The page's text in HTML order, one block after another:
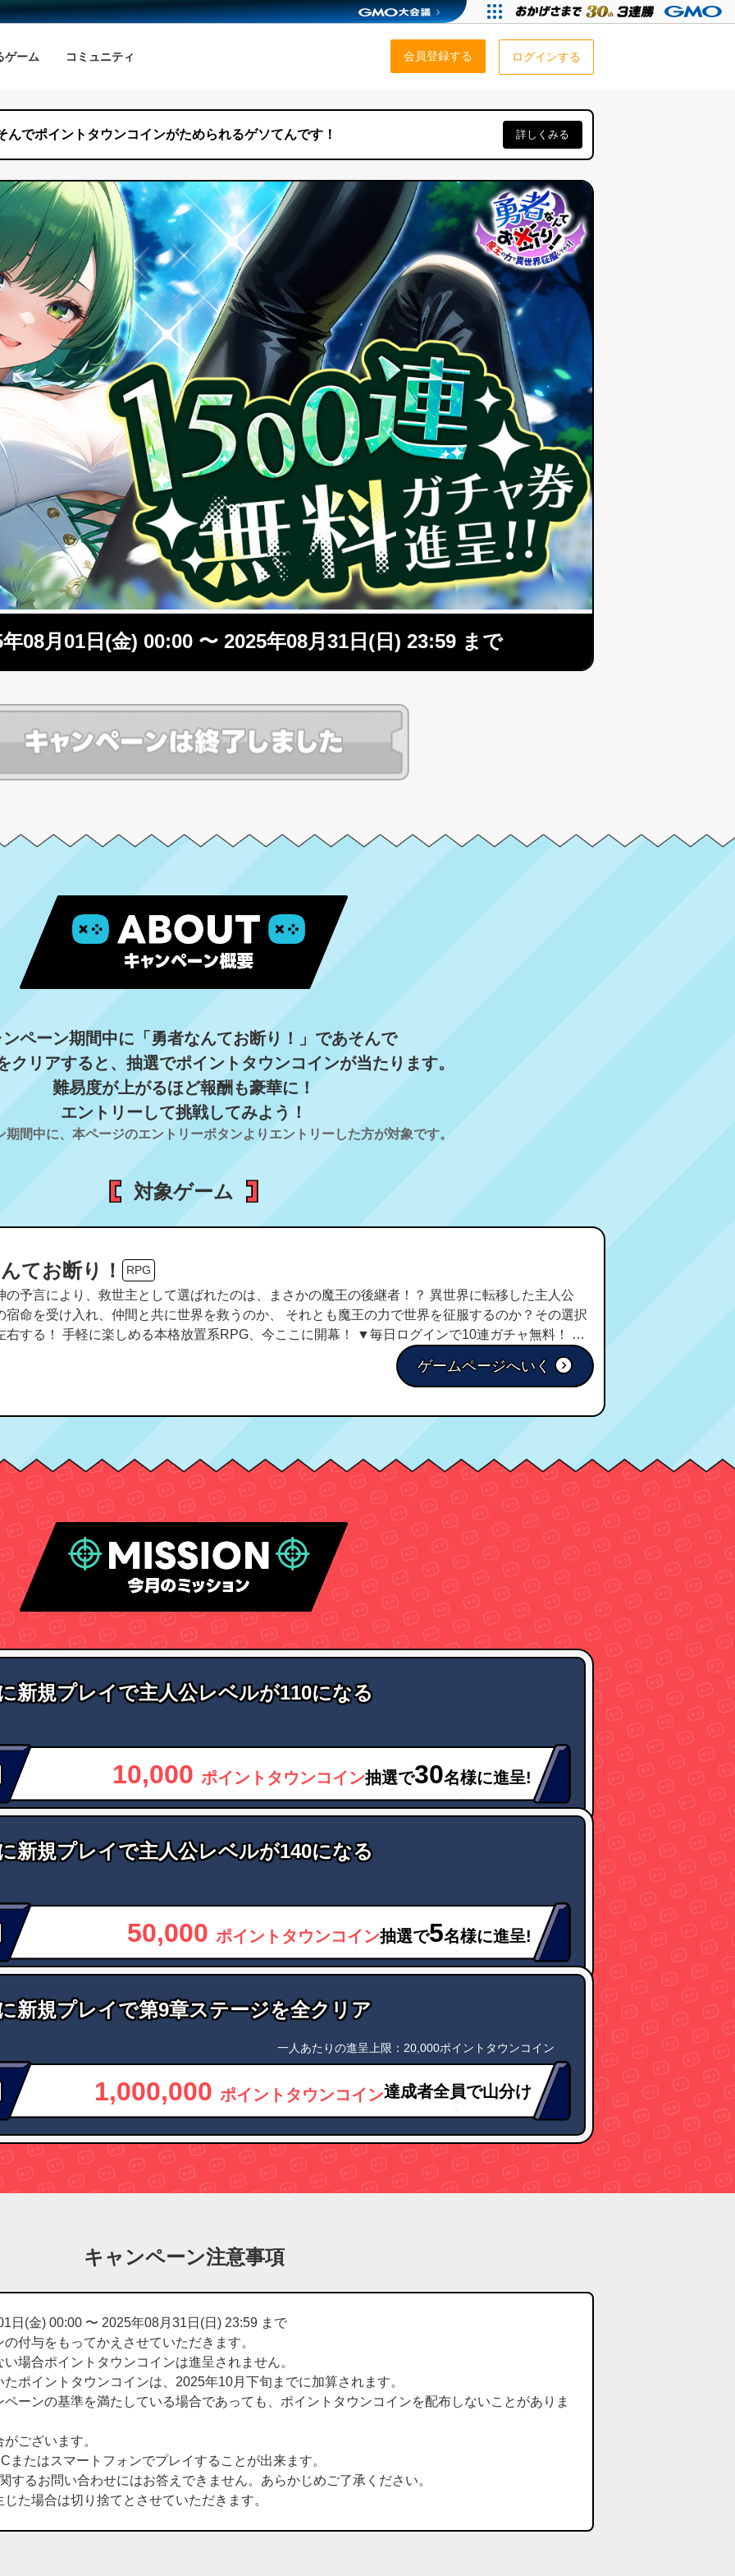
ゲーム コミュニティ 会員登録する ログインする
でポイントタウンコインがためられるゲソてんです！ 詳しくみる
08月01日(金) 00:00 〜 2025年08月31日(日) 23:59 まで
ペーン期間中に「勇者なんてお断り！」であそんで
クリアすると、抽選でポイントタウンコインが当たります。
難易度が上がるほど報酬も豪華に！
エントリーして挑戦してみよう！
間中に、本ページのエントリーボタンよりエントリーした方が対象です。
対象ゲーム
てお断り！ RPG
の予言により、救世主として選ばれたのは、まさかの魔王の後継者！？ 異世界に転移した主人公
宿命を受け入れ、仲間と共に世界を救うのか、 それとも魔王の力で世界を征服するのか？その選択
！ 手軽に楽しめる本格放置系RPG、今ここに開幕！ ▼毎日ログインで10連ガチャ無料！ 最
ゲームページへいく
新規プレイで主人公レベルが110になる
10,000 ポイントタウンコイン抽選で30名様に進呈!
新規プレイで主人公レベルが140になる
50,000 ポイントタウンコイン抽選で5名様に進呈!
新規プレイで第9章ステージを全クリア
一人あたりの進呈上限：20,000ポイントタウンコイン
1,000,000 ポイントタウンコイン達成者全員で山分け
キャンペーン注意事項
日(金) 00:00 〜 2025年08月31日(日) 23:59 まで
付与をもってかえさせていただきます。
場合ポイントタウンコインは進呈されません。
ポイントタウンコインは、2025年10月下旬までに加算されます。
ーンの基準を満たしている場合であっても、ポイントタウンコインを配布しないことがありま
ございます。
またはスマートフォンでプレイすることが出来ます。
するお問い合わせにはお答えできません。あらかじめご了承ください。
た場合は切り捨てとさせていただきます。